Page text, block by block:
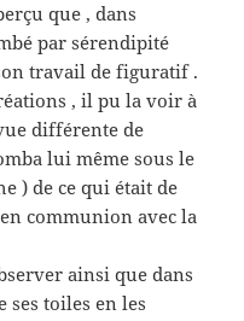
que , dans
par sérendipité
travail de figuratif .
, il pu la voir à
différente de
lui même sous le
) de ce qui était de
communion avec la
ainsi que dans
toiles en les